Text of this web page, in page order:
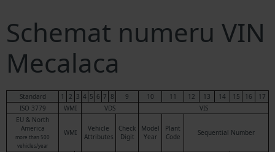
Schemat numeru VIN
Mecalaca
Standard 1 2 3 4 5 6 7 8 9 10 11 12 13 14 15 16
17
ISO 3779
WMI VDS
VIS
EU & North
America
more than 500
vehicles/year
WMI
Vehicle
Attributes
Check
Digit
Model
Year
Plant
Code
Sequential Number